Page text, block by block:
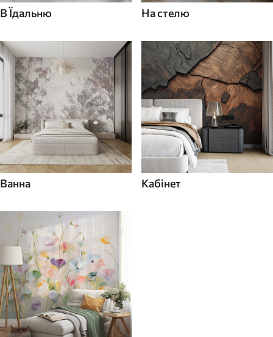
В Їдальню На стелю
Ванна Кабінет